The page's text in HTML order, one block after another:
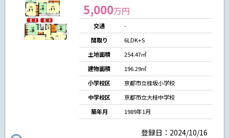
5,000万円
交通
-
間取り
6LDK+S
土地面積
254.47㎡
建物面積
196.29㎡
小学校区
京都市立桂坂小学校
中学校区
京都市立大枝中学校
築年月
1989年1月
登録日：2024/10/16